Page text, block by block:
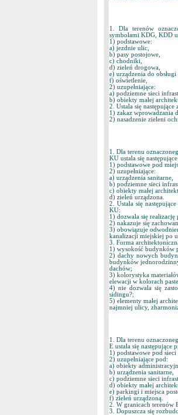
1. Dla terenów
symbolami KDG, KDD
1) podstawowe:
a) jezdnie ulic,
b) pasy postojowe,
c) chodniki,
d) zieleń drogowa,
e) urządzenia do
f) oświetlenie,
2) uzupełniające:
a) podziemne sieci
b) obiekty małej
2. Ustala się
1) zakaz wprowadzania
2) nasadzenie zieleni
1. Dla terenu
KU ustala się
1) podstawowe pod
2) uzupełniające:
a) urządzenia sanitarne,
b) podziemne sieci
c) obiekty małej
d) zieleń urządzona.
2. Ustala się
KU:
1) dozwala się
2) nakazuje się
3) obowiązuje
kanalizacji miejskiej po
3. Forma
1) wysokość budynków
2) dachy nowych
budynków
dachów;
3) kolorystyka
elewacji w kolorach
4) nie dozwala się
sidingu?;
5) elementy małej
najmniej ulicy,
1. Dla terenu
E ustala się następujące
1) podstawowe pod
2) uzupełniające pod:
a) obiekty
b) urządzenia sanitarne,
c) podziemne sieci
d) obiekty małej
e) parkingi i miejsca
f) zieleń urządzoną.
2. W granicach terenów
3. Dopuszcza się